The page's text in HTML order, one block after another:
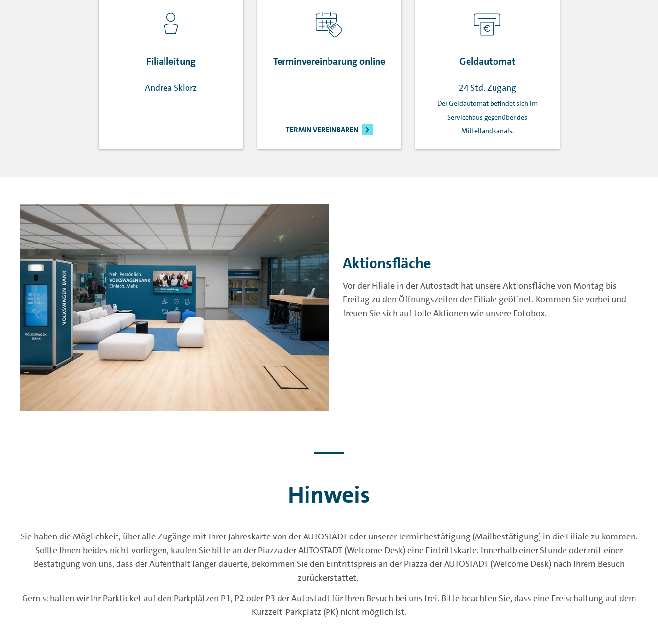
Filialleitung
Andrea Sklorz
Terminvereinbarung online
TERMIN VEREINBAREN
Geldautomat
24 Std. Zugang
Der Geldautomat befindet sich im
Servicehaus gegenüber des
Mittellandkanals.
Aktionsfläche
Vor der Filiale in der Autostadt hat unsere Aktionsfläche von Montag bis
Freitag zu den Öffnungszeiten der Filiale geöffnet. Kommen Sie vorbei und
freuen Sie sich auf tolle Aktionen wie unsere Fotobox.
Hinweis
Sie haben die Möglichkeit, über alle Zugänge mit Ihrer Jahreskarte von der AUTOSTADT oder unserer Terminbestätigung (Mailbestätigung) in die Filiale zu kommen.
Sollte Ihnen beides nicht vorliegen, kaufen Sie bitte an der Piazza der AUTOSTADT (Welcome Desk) eine Eintrittskarte. Innerhalb einer Stunde oder mit einer
Bestätigung von uns, dass der Aufenthalt länger dauerte, bekommen Sie den Eintrittspreis an der Piazza der AUTOSTADT (Welcome Desk) nach Ihrem Besuch
zurückerstattet.
Gern schalten wir Ihr Parkticket auf den Parkplätzen P1, P2 oder P3 der Autostadt für Ihren Besuch bei uns frei. Bitte beachten Sie, dass eine Freischaltung auf dem
Kurzzeit-Parkplatz (PK) nicht möglich ist.